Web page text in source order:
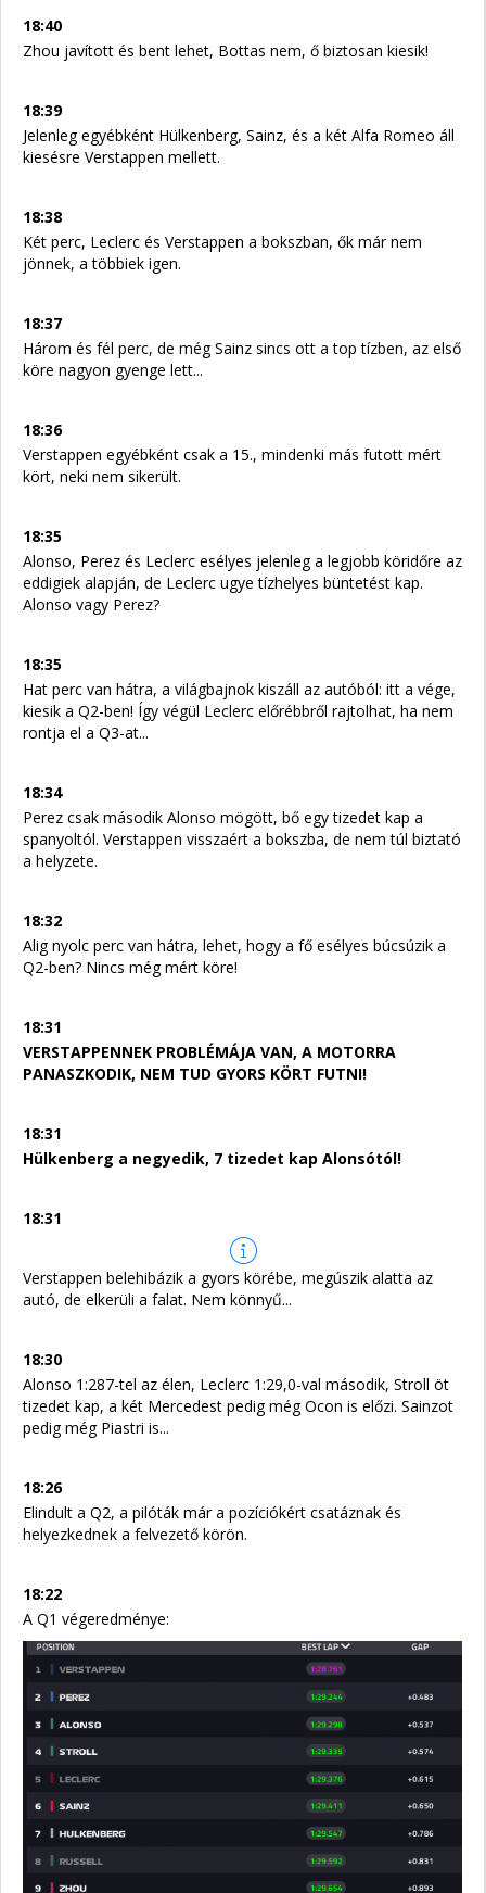
18:40
Zhou javított és bent lehet, Bottas nem, ő biztosan kiesik!
18:39
Jelenleg egyébként Hülkenberg, Sainz, és a két Alfa Romeo áll
kiesésre Verstappen mellett.
18:38
Két perc, Leclerc és Verstappen a bokszban, ők már nem
jönnek, a többiek igen.
18:37
Három és fél perc, de még Sainz sincs ott a top tízben, az első
köre nagyon gyenge lett...
18:36
Verstappen egyébként csak a 15., mindenki más futott mért
kört, neki nem sikerült.
18:35
Alonso, Perez és Leclerc esélyes jelenleg a legjobb köridőre az
eddigiek alapján, de Leclerc ugye tízhelyes büntetést kap.
Alonso vagy Perez?
18:35
Hat perc van hátra, a világbajnok kiszáll az autóból: itt a vége,
kiesik a Q2-ben! Így végül Leclerc előrébbről rajtolhat, ha nem
rontja el a Q3-at...
18:34
Perez csak második Alonso mögött, bő egy tizedet kap a
spanyoltól. Verstappen visszaért a bokszba, de nem túl biztató
a helyzete.
18:32
Alig nyolc perc van hátra, lehet, hogy a fő esélyes búcsúzik a
Q2-ben? Nincs még mért köre!
18:31
VERSTAPPENNEK PROBLÉMÁJA VAN, A MOTORRA
PANASZKODIK, NEM TUD GYORS KÖRT FUTNI!
18:31
Hülkenberg a negyedik, 7 tizedet kap Alonsótól!
18:31
Verstappen belehibázik a gyors körébe, megúszik alatta az
autó, de elkerüli a falat. Nem könnyű...
18:30
Alonso 1:287-tel az élen, Leclerc 1:29,0-val második, Stroll öt
tizedet kap, a két Mercedest pedig még Ocon is előzi. Sainzot
pedig még Piastri is...
18:26
Elindult a Q2, a pilóták már a pozíciókért csatáznak és
helyezkednek a felvezető körön.
18:22
A Q1 végeredménye: